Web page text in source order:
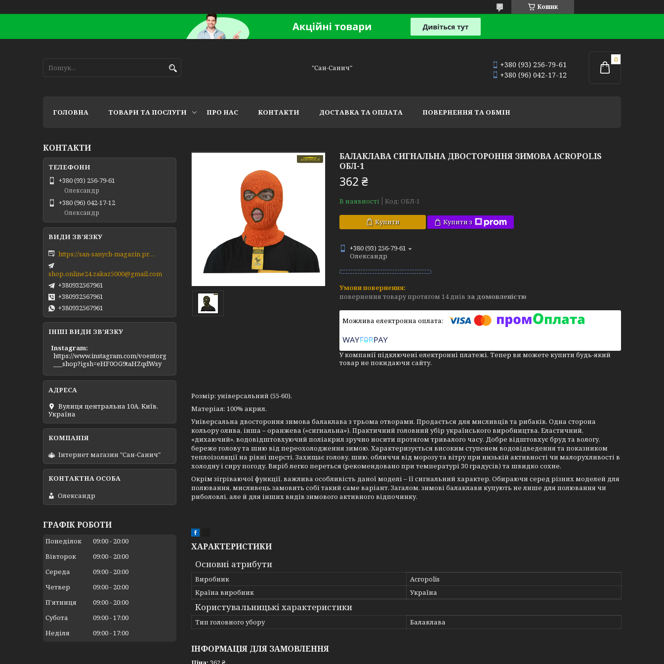
Кошик
"Сан-Санич"
+380 (93) 256-79-61
+380 (96) 042-17-12
ГОЛОВНА ТОВАРИ ТА ПОСЛУГИ ПРО НАС КОНТАКТИ ДОСТАВКА ТА ОПЛАТА ПОВЕРНЕННЯ ТА ОБМІН
БАЛАКЛАВА СИГНАЛЬНА ДВОСТОРОННЯ ЗИМОВА ACROPOLIS
ОБЛ-1
362 ₴
В наявності Код: ОБЛ-1
Купити Купити з
+380 (93) 256-79-61
Олександр
повернення товару протягом 14 днів за домовленістю
У компанії підключені електронні платежі. Тепер ви можете купити будь-який
товар не покидаючи сайту.
Розмір: універсальний (55-60).
Матеріал: 100% акрил.
Універсальна двостороння зимова балаклава з трьома отворами. Продається для мисливців та рибаків. Одна сторона
кольору олива, інша – оранжева («сигнальна»). Практичний головний убір українського виробництва. Еластичний,
«дихаючий», водовідштовхуючий поліакрил зручно носити протягом тривалого часу. Добре відштовхує бруд та вологу,
береже голову та шию від переохолодження зимою. Характеризується високим ступенем водовідведення та показником
теплоізоляції на рівні шерсті. Захищає голову, шию, обличчя від морозу та вітру при низькій активності чи малорухливості в
холодну і сиру погоду. Виріб легко переться (рекомендовано при температурі 30 градусів) та швидко сохне.
Окрім зігріваючої функції, важлива особливість даної моделі – її сигнальний характер. Обираючи серед різних моделей для
полювання, мисливець замовить собі такий саме варіант. Загалом, зимові балаклави купують не лише для полювання чи
риболовлі, але й для інших видів зимового активного відпочинку.
ХАРАКТЕРИСТИКИ
Основні атрибути
Виробник
Acropolis
Країна виробник
Україна
Користувальницькі характеристики
Тип головного убору Балаклава
ІНФОРМАЦІЯ ДЛЯ ЗАМОВЛЕННЯ
КОНТАКТИ
+380 (93) 256-79-61
Олександр
+380 (96) 042-17-12
Олександр
https://san-sanych-magazin.prom.ua/ua/
shop.online24.zakaz5000@gmail.com
+380932567961
+380932567961
+380932567961
ІНШІ ВИДИ ЗВ'ЯЗКУ
Instagram
https://www.instagram.com/voentorg
___shop?igsh=eHF0OG9taHZqdWsy
Вулиця центральна 10А, Київ,
Україна
Інтернет магазин "Сан-Санич"
Олександр
ГРАФІК РОБОТИ
Понеділок 09:00
20:00
Вівторок
09:00
20:00
Середа
09:00
20:00
Четвер
09:00
20:00
Пʼятниця
09:00
20:00
Субота
09:00 17:00
Неділя
09:00 17:00